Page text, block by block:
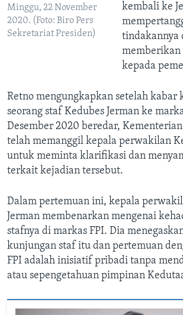
Minggu, 22 November
2020. (Foto: Biro Pers
Sekretariat Presiden)
kembali ke
tindakannya
kepada
Retno mengungkapkan setelah kabar
seorang staf Kedubes Jerman ke
Desember 2020 beredar,
telah memanggil kepala perwakilan
untuk meminta klarifikasi dan
terkait kejadian tersebut.
Dalam pertemuan ini, kepala
Jerman membenarkan mengenai
stafnya di markas FPI. Dia
kunjungan staf itu dan pertemuan
FPI adalah inisiatif pribadi tanpa
atau sepengetahuan pimpinan